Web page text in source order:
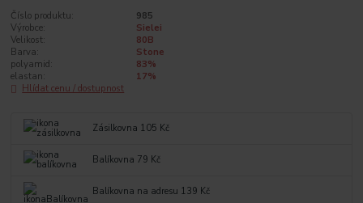
Číslo produktu:
985
Výrobce:
Sielei
Velikost:
80B
Barva:
Stone
polyamid:
83%
elastan:
17%
Hlídat cenu / dostupnost
Zásilkovna 105 Kč
Balíkovna 79 Kč
Balíkovna na adresu 139 Kč